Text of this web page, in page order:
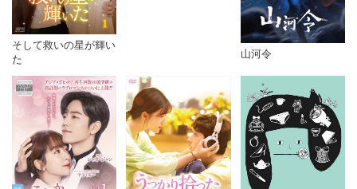
そして救いの星が輝い
た
山河令